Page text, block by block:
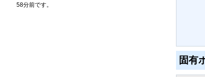
58分前です。
固有